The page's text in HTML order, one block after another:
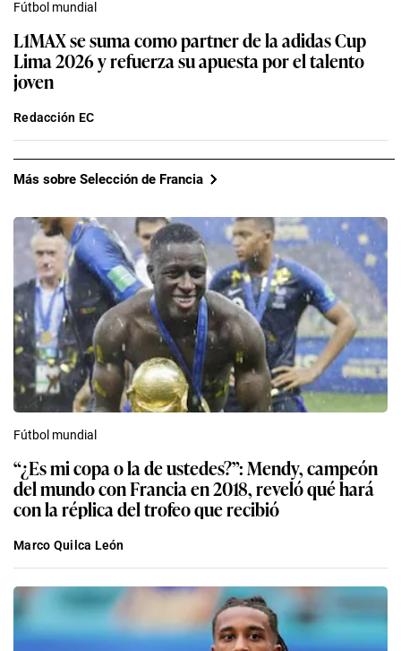
Fútbol mundial
L1MAX se suma como partner de la adidas Cup
Lima 2026 y refuerza su apuesta por el talento
joven
Redacción EC
Más sobre Selección de Francia
Fútbol mundial
“¿Es mi copa o la de ustedes?”: Mendy, campeón
del mundo con Francia en 2018, reveló qué hará
con la réplica del trofeo que recibió
Marco Quilca León